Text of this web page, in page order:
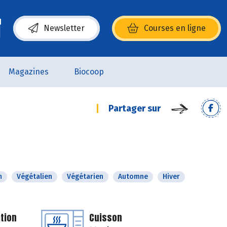
Newsletter Courses en ligne
(s’ouvre dans une nouvelle fenêtre)
Magazines Biocoop
Partager sur
Végétalien Végétarien Automne
Hiver
Cuisson